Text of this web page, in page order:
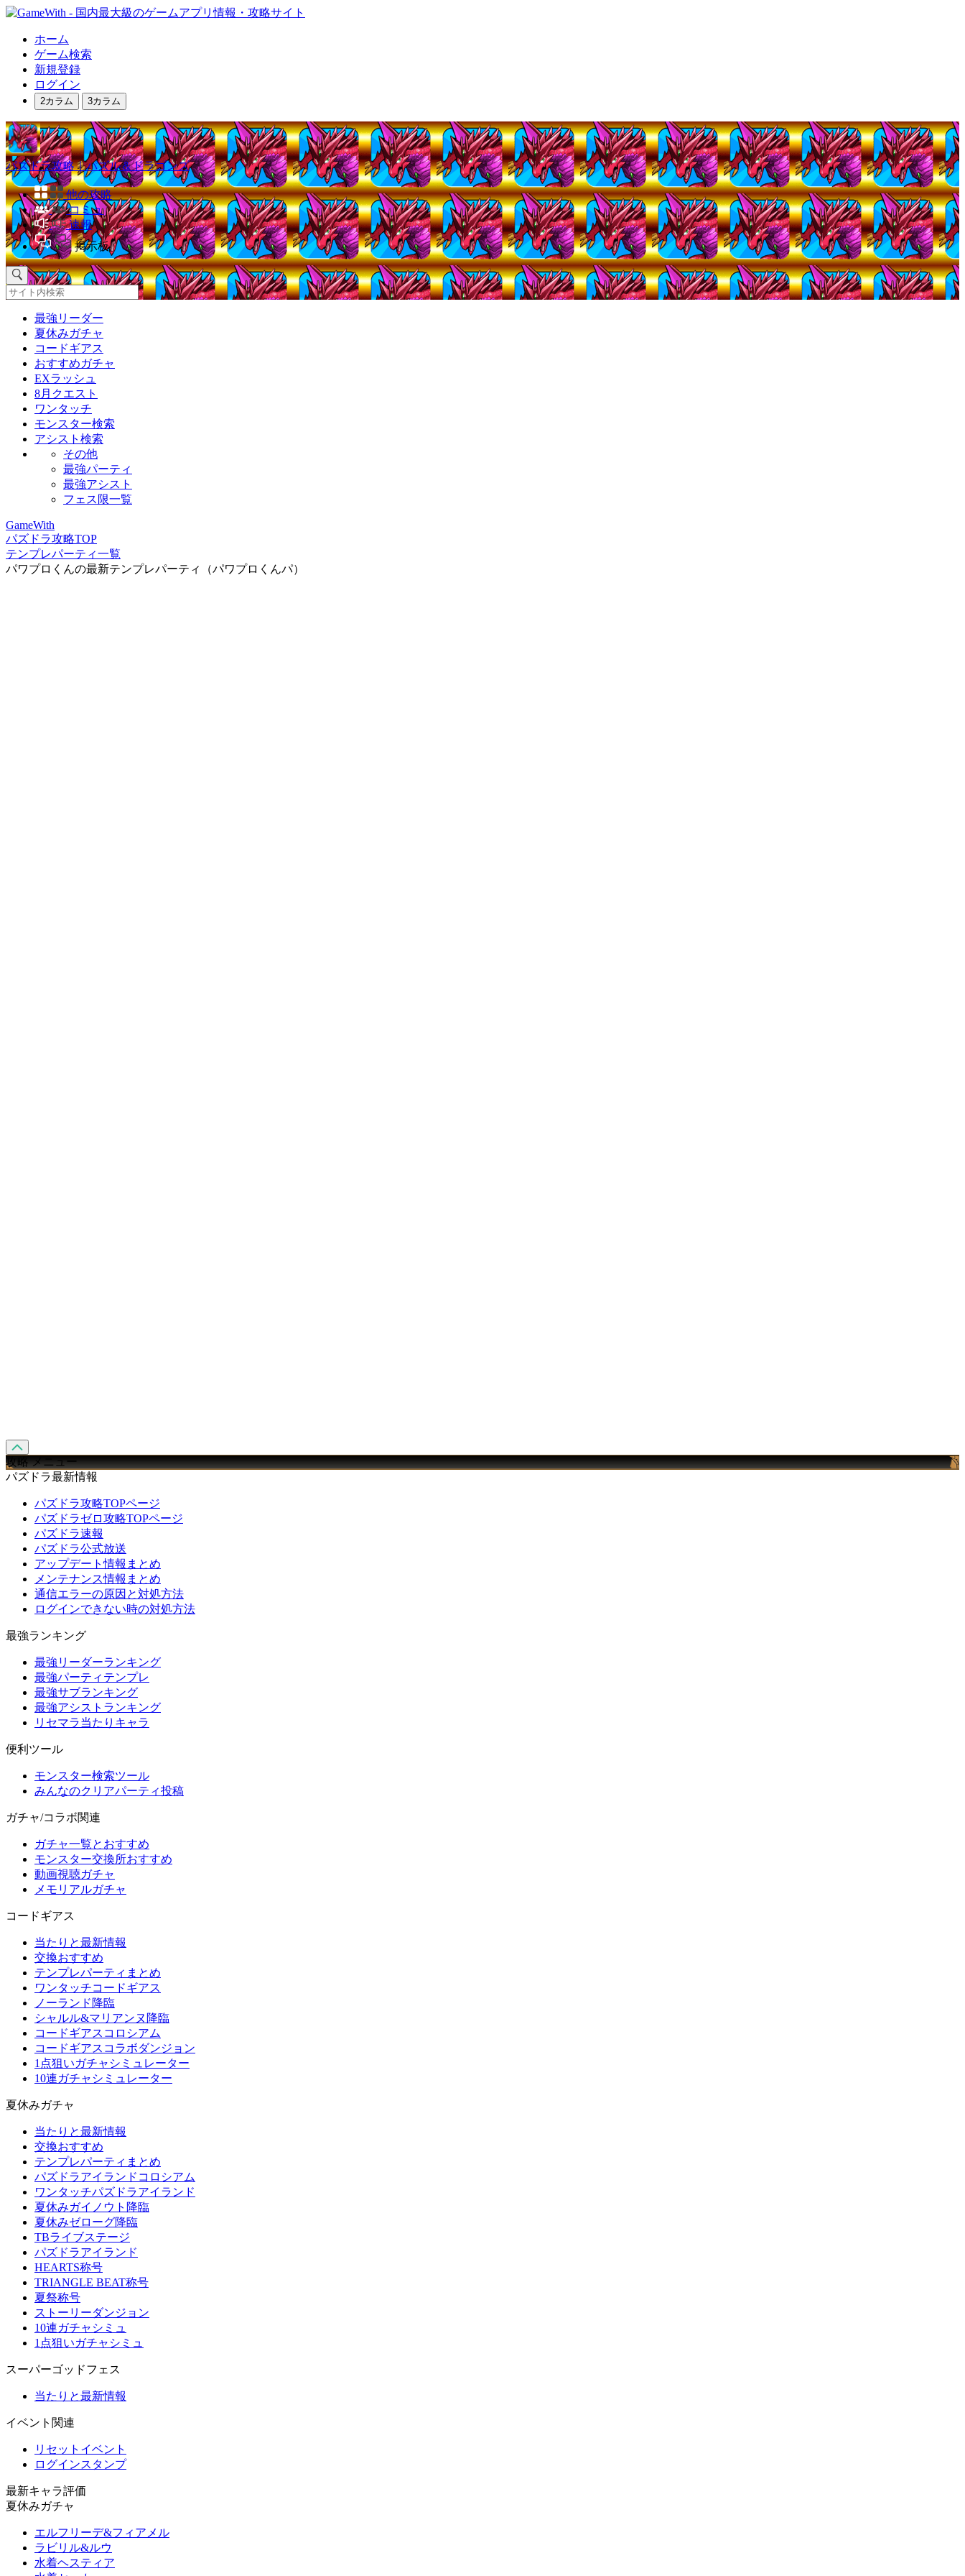
ホーム
ゲーム検索
新規登録
ログイン
2カラム 3カラム
パズドラ攻略｜パズル＆ドラゴンズ
他の攻略
コミュ
速報
掲示板
最強リーダー
夏休みガチャ
コードギアス
おすすめガチャ
EXラッシュ
8月クエスト
ワンタッチ
モンスター検索
アシスト検索
その他
最強パーティ
最強アシスト
フェス限一覧
GameWith
パズドラ攻略TOP
テンプレパーティ一覧
パワプロくんの最新テンプレパーティ（パワプロくんパ）
攻略 メニュー
パズドラ最新情報
パズドラ攻略TOPページ
パズドラゼロ攻略TOPページ
パズドラ速報
パズドラ公式放送
アップデート情報まとめ
メンテナンス情報まとめ
通信エラーの原因と対処方法
ログインできない時の対処方法
最強ランキング
最強リーダーランキング
最強パーティテンプレ
最強サブランキング
最強アシストランキング
リセマラ当たりキャラ
便利ツール
モンスター検索ツール
みんなのクリアパーティ投稿
ガチャ/コラボ関連
ガチャ一覧とおすすめ
モンスター交換所おすすめ
動画視聴ガチャ
メモリアルガチャ
コードギアス
当たりと最新情報
交換おすすめ
テンプレパーティまとめ
ワンタッチコードギアス
ノーランド降臨
シャルル&マリアンヌ降臨
コードギアスコロシアム
コードギアスコラボダンジョン
1点狙いガチャシミュレーター
10連ガチャシミュレーター
夏休みガチャ
当たりと最新情報
交換おすすめ
テンプレパーティまとめ
パズドラアイランドコロシアム
ワンタッチパズドラアイランド
夏休みガイノウト降臨
夏休みゼローグ降臨
TBライブステージ
パズドラアイランド
HEARTS称号
TRIANGLE BEAT称号
夏祭称号
ストーリーダンジョン
10連ガチャシミュ
1点狙いガチャシミュ
スーパーゴッドフェス
当たりと最新情報
イベント関連
リセットイベント
ログインスタンプ
最新キャラ評価
夏休みガチャ
エルフリーデ&フィアメル
ラビリル&ルウ
水着ヘスティア